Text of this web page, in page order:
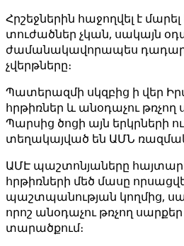
Հրշեջներին հաջողվել է
տուժածներ չկան, սակայն
ժամանակավորապես
չվերթները։
Պատերազմի սկզբից ի վեր
հրթիռներ և անօդաչու թռչող
Պարսից ծոցի այն երկրների
տեղակայված են ԱՄՆ
ԱՄԷ պաշտոնյաները
հրթիռների մեծ մասը
պաշտպանության կողմից,
որոշ անօդաչու թռչող սարքեր
տարածքում։